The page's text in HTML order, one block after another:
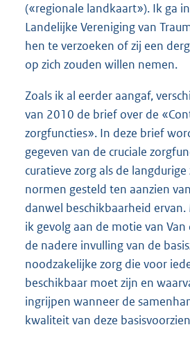
(«regionale landkaart»). Ik ga
Landelijke Vereniging van
hen te verzoeken of zij een
op zich zouden willen nemen.
Zoals ik al eerder aangaf,
van 2010 de brief over de
zorgfuncties». In deze brief
gegeven van de cruciale
curatieve zorg als de
normen gesteld ten aanzien
danwel beschikbaarheid
ik gevolg aan de motie van Van
de nadere invulling van de
noodzakelijke zorg die voor
beschikbaar moet zijn en
ingrijpen wanneer de
kwaliteit van deze